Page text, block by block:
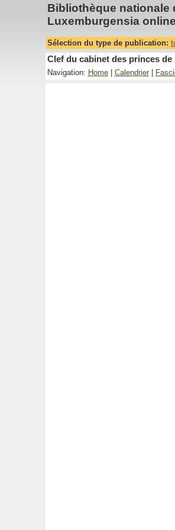
Bibliothèque nationale
Luxemburgensia online
Sélection du type de publication:
Clef du cabinet des princes de
Navigation: Home| Calendrier|